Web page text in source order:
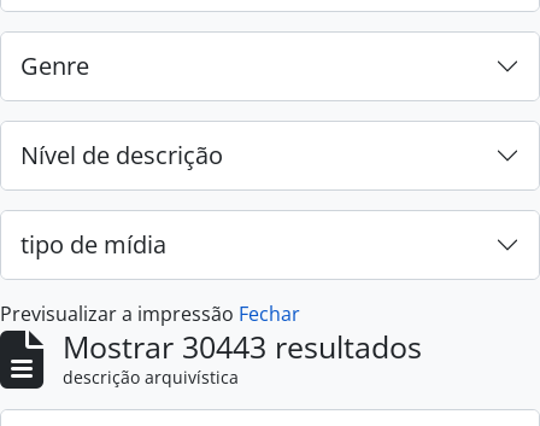
Genre
Nível de descrição
tipo de mídia
Previsualizar a impressão Fechar
Mostrar 30443 resultados
descrição arquivística